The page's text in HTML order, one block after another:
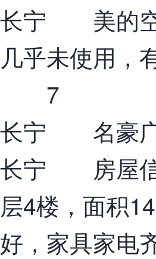
长宁 美的空
几乎未使用，
7
长宁 名豪广
长宁 房屋信
层4楼，面积
好，家具家电